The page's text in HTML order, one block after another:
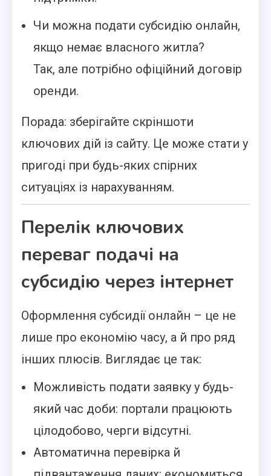
Чи можна подати субсидію онлайн,
якщо немає власного житла?
Так, але потрібно офіційний договір
оренди.
Порада: зберігайте скріншоти
ключових дій із сайту. Це може стати у
пригоді при будь-яких спірних
ситуаціях із нарахуванням.
Перелік ключових
переваг подачі на
субсидію через інтернет
Оформлення субсидії онлайн – це не
лише про економію часу, а й про ряд
інших плюсів. Виглядає це так:
Можливість подати заявку у будь-
який час доби: портали працюють
цілодобово, черги відсутні.
Автоматична перевірка й